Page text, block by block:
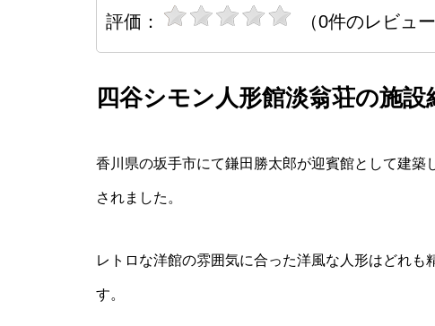
評価： （0件のレビュー
四谷シモン人形館淡翁荘の施設
香川県の坂手市にて鎌田勝太郎が迎賓館として建
されました。
レトロな洋館の雰囲気に合った洋風な人形はどれ
す。